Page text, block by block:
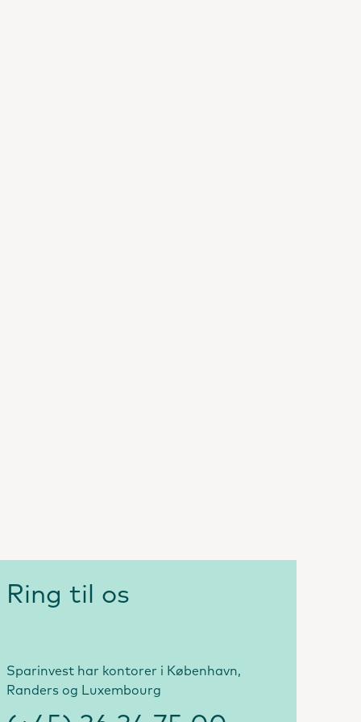
Ring til os
Sparinvest har kontorer i København,
Randers og Luxembourg